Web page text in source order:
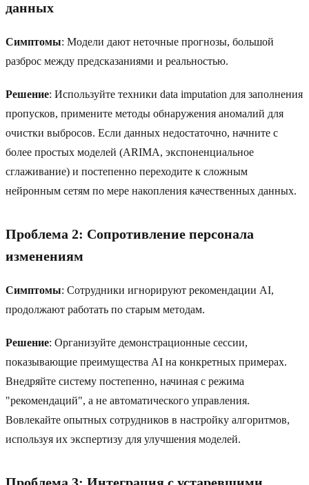
данных
Симптомы: Модели дают неточные прогнозы, большой
разброс между предсказаниями и реальностью.
Решение: Используйте техники data imputation для заполнения
пропусков, примените методы обнаружения аномалий для
очистки выбросов. Если данных недостаточно, начните с
более простых моделей (ARIMA, экспоненциальное
сглаживание) и постепенно переходите к сложным
нейронным сетям по мере накопления качественных данных.
Проблема 2: Сопротивление персонала
изменениям
Симптомы: Сотрудники игнорируют рекомендации AI,
продолжают работать по старым методам.
Решение: Организуйте демонстрационные сессии,
показывающие преимущества AI на конкретных примерах.
Внедряйте систему постепенно, начиная с режима
"рекомендаций", а не автоматического управления.
Вовлекайте опытных сотрудников в настройку алгоритмов,
используя их экспертизу для улучшения моделей.